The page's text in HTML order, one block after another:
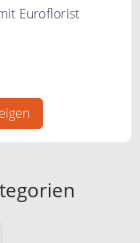
Euroflorist